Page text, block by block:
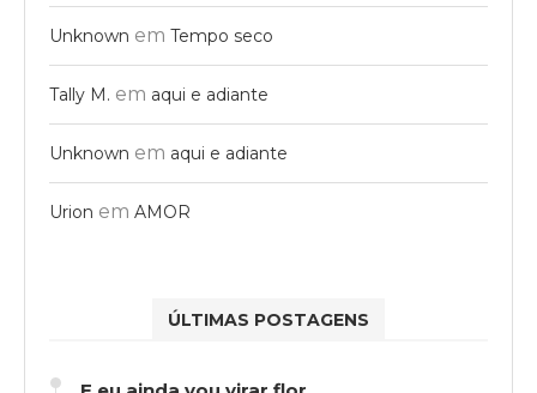
Unknown em Tempo seco
Tally M. em aqui e adiante
Unknown em aqui e adiante
Urion em AMOR
ÚLTIMAS POSTAGENS